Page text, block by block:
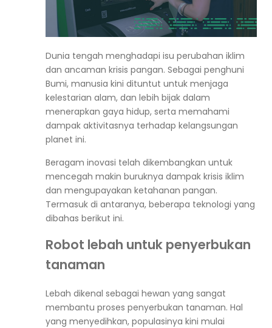
Dunia tengah menghadapi isu perubahan iklim
dan ancaman krisis pangan. Sebagai penghuni
Bumi, manusia kini dituntut untuk menjaga
kelestarian alam, dan lebih bijak dalam
menerapkan gaya hidup, serta memahami
dampak aktivitasnya terhadap kelangsungan
planet ini.
Beragam inovasi telah dikembangkan untuk
mencegah makin buruknya dampak krisis iklim
dan mengupayakan ketahanan pangan.
Termasuk di antaranya, beberapa teknologi yang
dibahas berikut ini.
Robot lebah untuk penyerbukan
tanaman
Lebah dikenal sebagai hewan yang sangat
membantu proses penyerbukan tanaman. Hal
yang menyedihkan, populasinya kini mulai